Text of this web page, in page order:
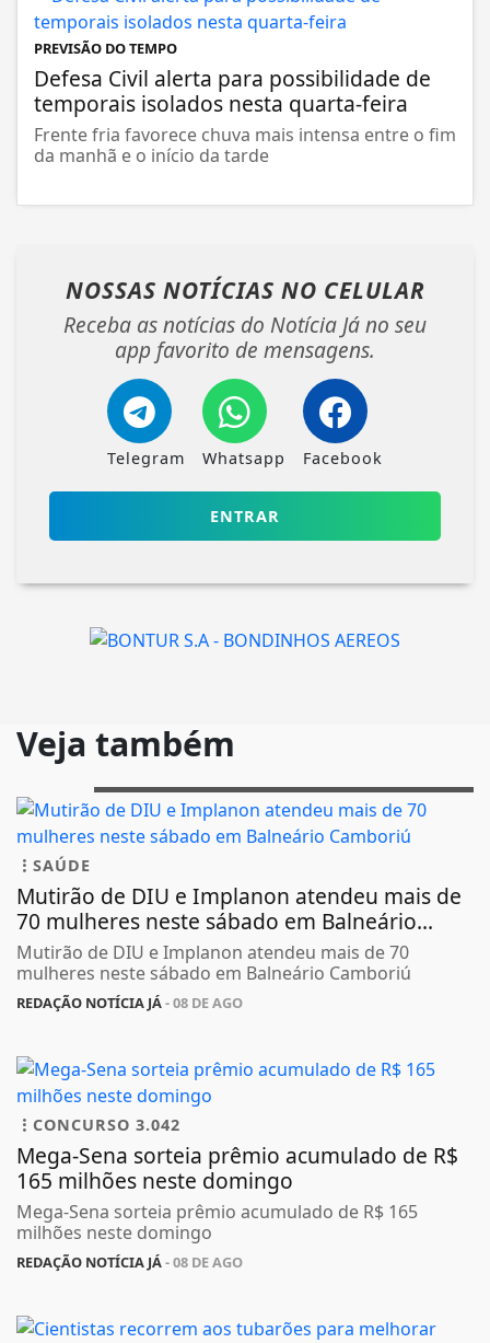
PREVISÃO DO TEMPO
Defesa Civil alerta para possibilidade de
temporais isolados nesta quarta-feira
Frente fria favorece chuva mais intensa entre o fim
da manhã e o início da tarde
NOSSAS NOTÍCIAS NO CELULAR
Receba as notícias do Notícia Já no seu
app favorito de mensagens.
Telegram Whatsapp Facebook
ENTRAR
Veja também
SAÚDE
Mutirão de DIU e Implanon atendeu mais de
70 mulheres neste sábado em Balneário...
Mutirão de DIU e Implanon atendeu mais de 70
mulheres neste sábado em Balneário Camboriú
REDAÇÃO NOTÍCIA JÁ- 08 DE AGO
CONCURSO 3.042
Mega-Sena sorteia prêmio acumulado de R$
165 milhões neste domingo
Mega-Sena sorteia prêmio acumulado de R$ 165
milhões neste domingo
REDAÇÃO NOTÍCIA JÁ- 08 DE AGO